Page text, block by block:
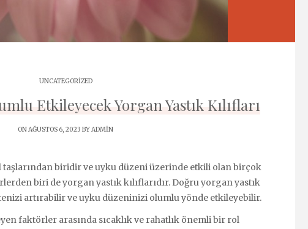
UNCATEGORIZED
Etkileyecek Yorgan Yastık Kılıfları
ON AĞUSTOS 6, 2023 BYADMIN
taşlarından biridir ve uyku düzeni üzerinde etkili olan birçok
biri de yorgan yastık kılıflarıdır. Doğru yorgan yastık
artırabilir ve uyku düzeninizi olumlu yönde etkileyebilir.
faktörler arasında sıcaklık ve rahatlık önemli bir rol